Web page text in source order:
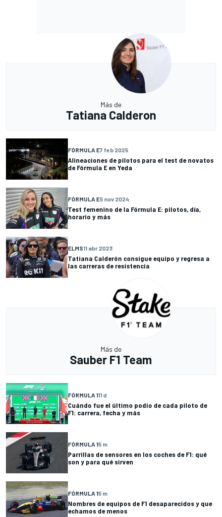
Más de
Tatiana Calderon
FÓRMULA E7 feb 2025
Alineaciones de pilotos para el test de novatos
de Fórmula E en Yeda
FÓRMULA E5 nov 2024
Test femenino de la Fórmula E: pilotos, día,
horario y más
ELMS11 abr 2023
Tatiana Calderón consigue equipo y regresa a
las carreras de resistencia
Más de
Sauber F1 Team
FÓRMULA 111 d
Cuándo fue el último podio de cada piloto de
F1: carrera, fecha y más
FÓRMULA 15 m
Parrillas de sensores en los coches de F1: qué
son y para qué sirven
FÓRMULA 15 m
Nombres de equipos de F1 desaparecidos y que
echamos de menos